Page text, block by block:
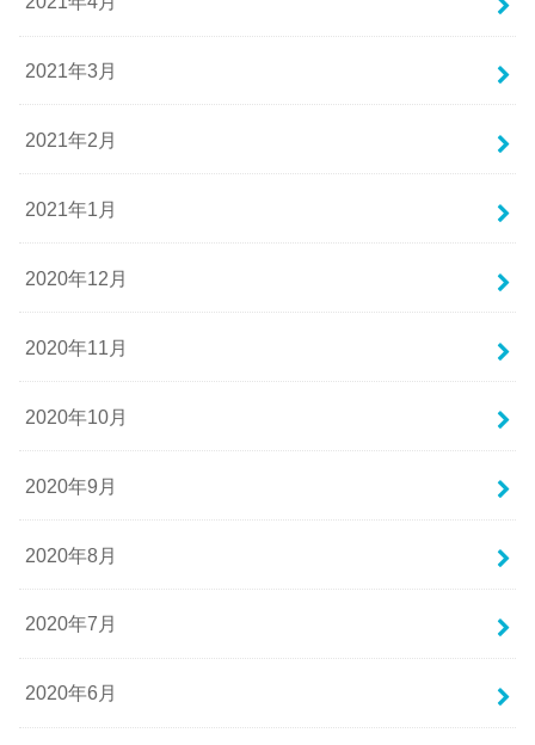
2021年3月
2021年2月
2021年1月
2020年12月
2020年11月
2020年10月
2020年9月
2020年8月
2020年7月
2020年6月